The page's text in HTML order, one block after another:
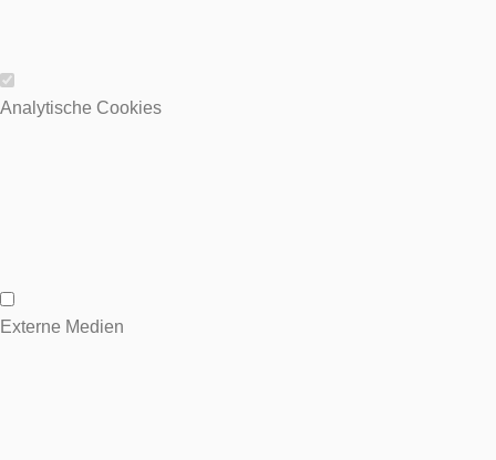
Wesentliche Cookies
Analytische Cookies
Analytische Cookies
Externe Medien